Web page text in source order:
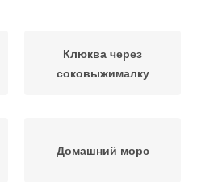
Клюква через
соковыжималку
Домашний морс